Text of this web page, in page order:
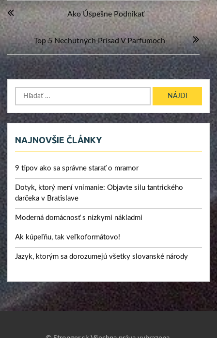
Navigácia
v
článku
Ako Úspešne Podnikať
Top 5 Nechutných Prísad V Parfumoch
Hľadať:
NAJNOVŠIE ČLÁNKY
9 tipov ako sa správne starať o mramor
Dotyk, ktorý mení vnímanie: Objavte silu tantrického
darčeka v Bratislave
Moderná domácnosť s nízkymi nákladmi
Ak kúpeľňu, tak veľkoformátovo!
Jazyk, ktorým sa dorozumejú všetky slovanské národy